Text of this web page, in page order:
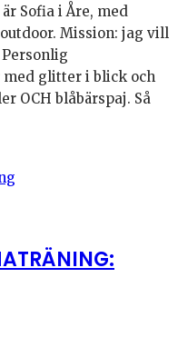
Sofia i Åre, med
Mission: jag vill
glitter i blick och
OCH blåbärspaj. Så